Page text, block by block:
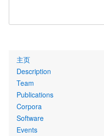
Primary
links
主页
Description
Team
Publications
Corpora
Software
Events